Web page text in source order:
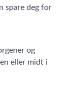
spare deg for
og
eller midt i